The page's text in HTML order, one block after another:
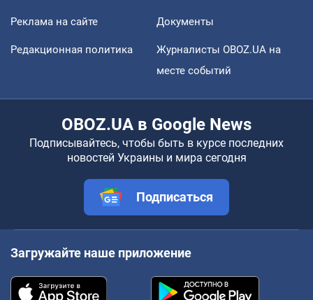
Реклама на сайте Документы
Редакционная политика
Журналисты OBOZ.UA на
месте событий
OBOZ.UA в Google News
Подписывайтесь, чтобы быть в курсе последних
новостей Украины и мира сегодня
Подписаться
Загружайте наше приложение